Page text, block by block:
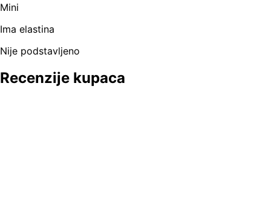
Mini
Ima elastina
Nije podstavljeno
Recenzije kupaca